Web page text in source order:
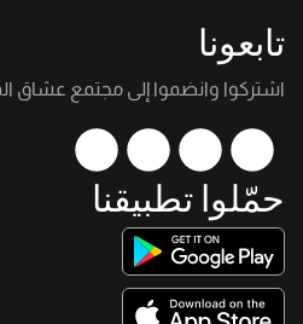
تابعونا
اشتركوا وانضموا إلى مجتمع عشاق
حمّلوا تطبيقنا